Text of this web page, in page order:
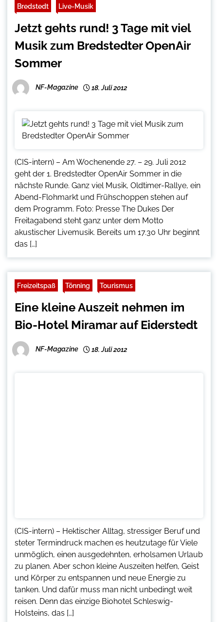
Bredstedt Live-Musik
Jetzt gehts rund! 3 Tage mit viel
Musik zum Bredstedter OpenAir
Sommer
NF-Magazine 18. Juli 2012
(CIS-intern) – Am Wochenende 27. – 29. Juli 2012
geht der 1. Bredstedter OpenAir Sommer in die
nächste Runde. Ganz viel Musik, Oldtimer-Rallye, ein
Abend-Flohmarkt und Frühschoppen stehen auf
dem Programm. Foto: Presse The Dukes Der
Freitagabend steht ganz unter dem Motto
akustischer Livemusik. Bereits um 17.30 Uhr beginnt
das […]
Freizeitspaß Tönning Tourismus
Eine kleine Auszeit nehmen im
Bio-Hotel Miramar auf Eiderstedt
NF-Magazine 18. Juli 2012
(CIS-intern) – Hektischer Alltag, stressiger Beruf und
steter Termindruck machen es heutzutage für Viele
unmöglich, einen ausgedehnten, erholsamen Urlaub
zu planen. Aber schon kleine Auszeiten helfen, Geist
und Körper zu entspannen und neue Energie zu
tanken. Und dafür muss man nicht unbedingt weit
reisen. Denn das einzige Biohotel Schleswig-
Holsteins, das […]